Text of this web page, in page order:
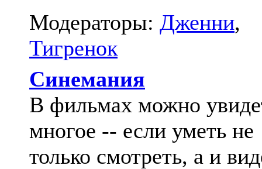
Модераторы: Дженни,
Тигренок
Синемания
В фильмах можно
многое -- если уметь не
только смотреть, а и